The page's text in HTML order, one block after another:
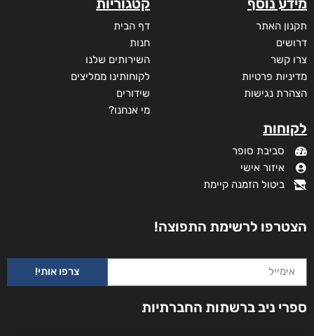
תקנון האתר
דרושים
צרו קשר
מדיניות פרטיות
הצהרת נגישות
לקוחות
סביבת סופר
איזור אישי
ביטול הזמנה קיימת
דף הבית
חנות
השירותים שלנו
לקוחותינו ממליצים
שידורים
מי אנחנו?
הצטרפו לרשימת התפוצה!
צרפו אותי!
ספרי ניב ברשתות החברתיות